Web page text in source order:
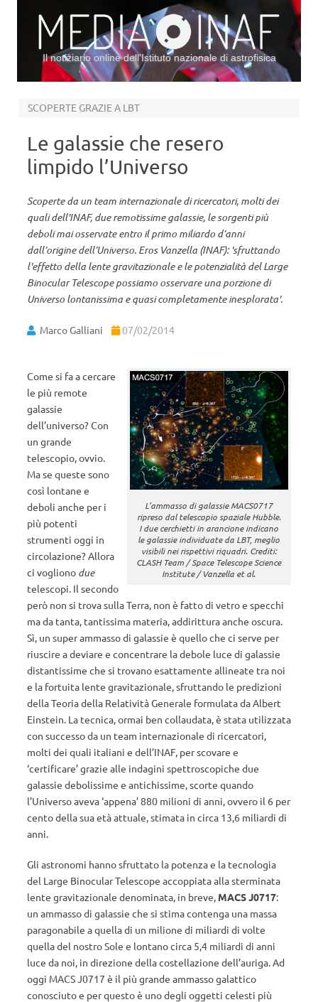
Il notiziario online dell’Istituto nazionale di astrofisica
SCOPERTE GRAZIE A LBT
Le galassie che resero
limpido l’Universo
Scoperte da un team internazionale di ricercatori, molti dei
quali dell'INAF, due remotissime galassie, le sorgenti più
deboli mai osservate entro il primo miliardo d’anni
dall’origine dell’Universo. Eros Vanzella (INAF): 'sfruttando
l'effetto della lente gravitazionale e le potenzialità del Large
Binocular Telescope possiamo osservare una porzione di
Universo lontanissima e quasi completamente inesplorata'.
Marco Galliani 07/02/2014
L’ammasso di galassie MACS0717
ripreso dal telescopio spaziale Hubble.
I due cerchietti in arancione indicano
le galassie individuate da LBT, meglio
visibili nei rispettivi riquadri. Crediti:
CLASH Team / Space Telescope Science
Institute / Vanzella et al.
Come si fa a cercare
le più remote
galassie
dell’universo? Con
un grande
telescopio, ovvio.
Ma se queste sono
così lontane e
deboli anche per i
più potenti
strumenti oggi in
circolazione? Allora
ci vogliono due
telescopi. Il secondo
però non si trova sulla Terra, non è fatto di vetro e specchi
ma da tanta, tantissima materia, addirittura anche oscura.
Sì, un super ammasso di galassie è quello che ci serve per
riuscire a deviare e concentrare la debole luce di galassie
distantissime che si trovano esattamente allineate tra noi
e la fortuita lente gravitazionale, sfruttando le predizioni
della Teoria della Relatività Generale formulata da Albert
Einstein. La tecnica, ormai ben collaudata, è stata utilizzata
con successo da un team internazionale di ricercatori,
molti dei quali italiani e dell’INAF, per scovare e
‘certificare’ grazie alle indagini spettroscopiche due
galassie debolissime e antichissime, scorte quando
l’Universo aveva ‘appena’ 880 milioni di anni, ovvero il 6 per
cento della sua età attuale, stimata in circa 13,6 miliardi di
anni.
Gli astronomi hanno sfruttato la potenza e la tecnologia
del Large Binocular Telescope accoppiata alla sterminata
lente gravitazionale denominata, in breve, MACS J0717:
un ammasso di galassie che si stima contenga una massa
paragonabile a quella di un milione di miliardi di volte
quella del nostro Sole e lontano circa 5,4 miliardi di anni
luce da noi, in direzione della costellazione dell’auriga. Ad
oggi MACS J0717 è il più grande ammasso galattico
conosciuto e per questo è uno degli oggetti celesti più